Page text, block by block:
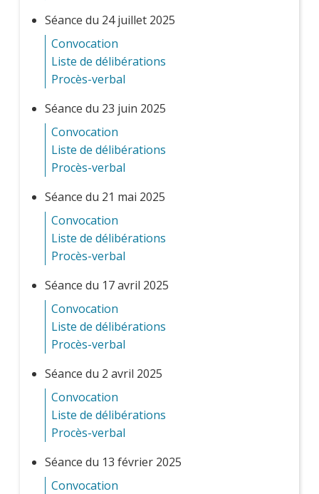
Séance du 24 juillet 2025
Convocation
Liste de délibérations
Procès-verbal
Séance du 23 juin 2025
Convocation
Liste de délibérations
Procès-verbal
Séance du 21 mai 2025
Convocation
Liste de délibérations
Procès-verbal
Séance du 17 avril 2025
Convocation
Liste de délibérations
Procès-verbal
Séance du 2 avril 2025
Convocation
Liste de délibérations
Procès-verbal
Séance du 13 février 2025
Convocation